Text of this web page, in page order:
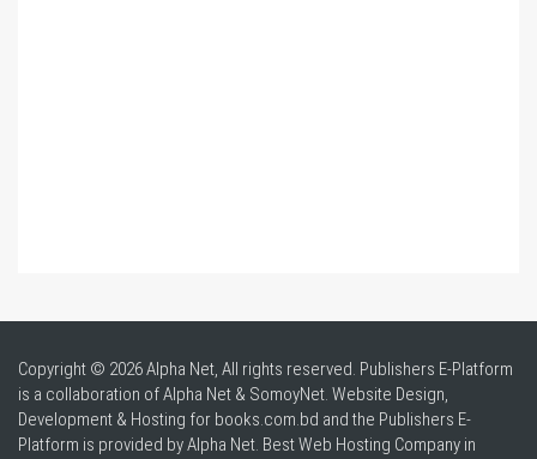
Copyright © 2026 Alpha Net, All rights reserved. Publishers E-Platform
is a collaboration of Alpha Net & SomoyNet. Website Design,
Development & Hosting for books.com.bd and the Publishers E-
Platform is provided by Alpha Net. BestWeb Hosting Company in